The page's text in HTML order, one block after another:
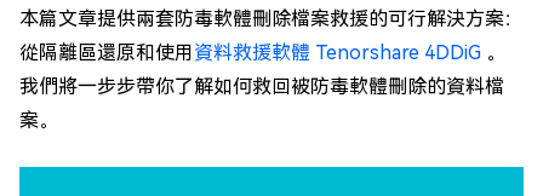
本篇文章提供兩套防毒軟體刪除檔案救援的可行解決方案：
從隔離區還原和使用資料救援軟體 Tenorshare 4DDiG 。
我們將一步步帶你了解如何救回被防毒軟體刪除的資料檔
案。